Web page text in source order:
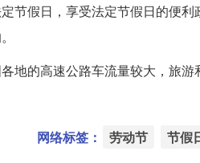
节假日，享受法定节假日的便
地的高速公路车流量较大，旅
网络标签： 劳动节 节假